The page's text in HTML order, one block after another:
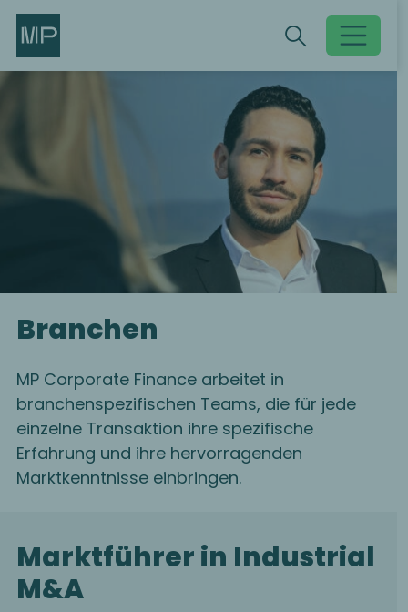
Toggle
Search Search
Branchen
MP Corporate Finance arbeitet in
branchenspezifischen Teams, die für jede
einzelne Transaktion ihre spezifische
Erfahrung und ihre hervorragenden
Marktkenntnisse einbringen.
Marktführer in Industrial
M&A